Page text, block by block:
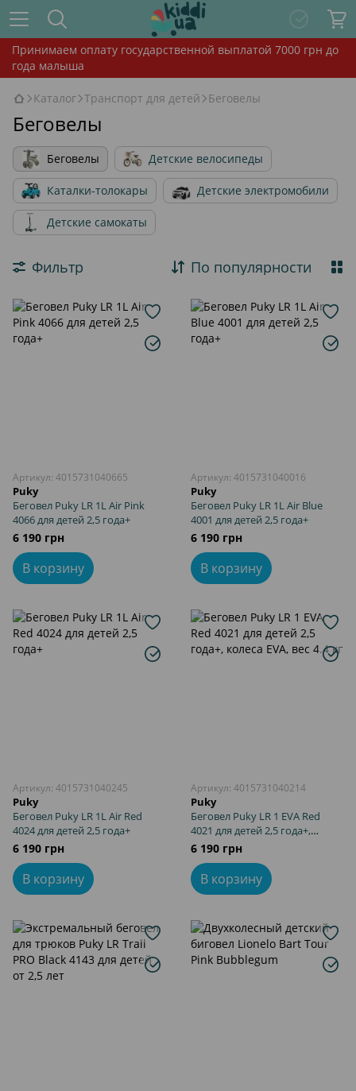
Принимаем оплату государственной выплатой 7000 грн до
года малыша
Каталог Транспорт для детей Беговелы
Беговелы
Беговелы Детские велосипеды
Каталки-толокары Детские электромобили
Детские самокаты
Фильтр По популярности
Артикул: 4015731040665
Puky
Беговел Puky LR 1L Air Pink
4066 для детей 2,5 года+
6 190 грн
В корзину
Артикул: 4015731040016
Puky
Беговел Puky LR 1L Air Blue
4001 для детей 2,5 года+
6 190 грн
В корзину
Артикул: 4015731040245
Puky
Беговел Puky LR 1L Air Red
4024 для детей 2,5 года+
6 190 грн
В корзину
Артикул: 4015731040214
Puky
Беговел Puky LR 1 EVA Red
4021 для детей 2,5 года+,
колеса EVA, вес 4.4 кг
6 190 грн
В корзину